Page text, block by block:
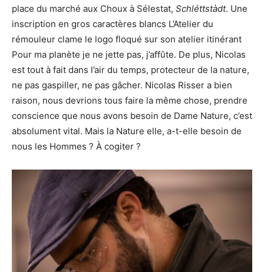
place du marché aux Choux à Sélestat, Schléttstàdt. Une
inscription en gros caractères blancs L’Atelier du
rémouleur clame le logo floqué sur son atelier itinérant
Pour ma planète je ne jette pas, j’affûte. De plus, Nicolas
est tout à fait dans l’air du temps, protecteur de la nature,
ne pas gaspiller, ne pas gâcher. Nicolas Risser a bien
raison, nous devrions tous faire la même chose, prendre
conscience que nous avons besoin de Dame Nature, c’est
absolument vital. Mais la Nature elle, a-t-elle besoin de
nous les Hommes ? À cogiter ?